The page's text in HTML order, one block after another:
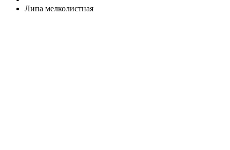
Липа мелколистная